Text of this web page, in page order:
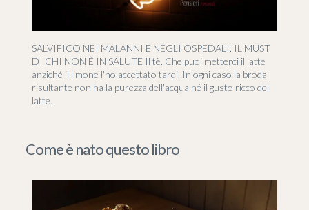
SALVIFICO NEI MALANNI E NEGLI OSPEDALI. IL MUST
DI CHI NON È IN SALUTE Il tè. Che puoi metterci il latte
anziché il limone l'ho accettato tardi. In ogni caso la broda
risultante non ha la purezza dell'acqua né il gusto ricco del
latte.
Come è nato questo libro